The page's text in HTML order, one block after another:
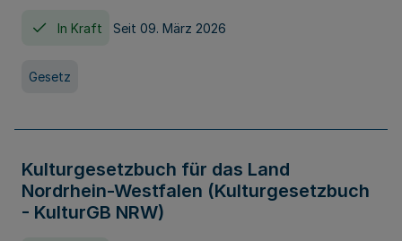
In Kraft Seit 09. März 2026
Gesetz
Kulturgesetzbuch für das Land
Nordrhein-Westfalen (Kulturgesetzbuch
- KulturGB NRW)